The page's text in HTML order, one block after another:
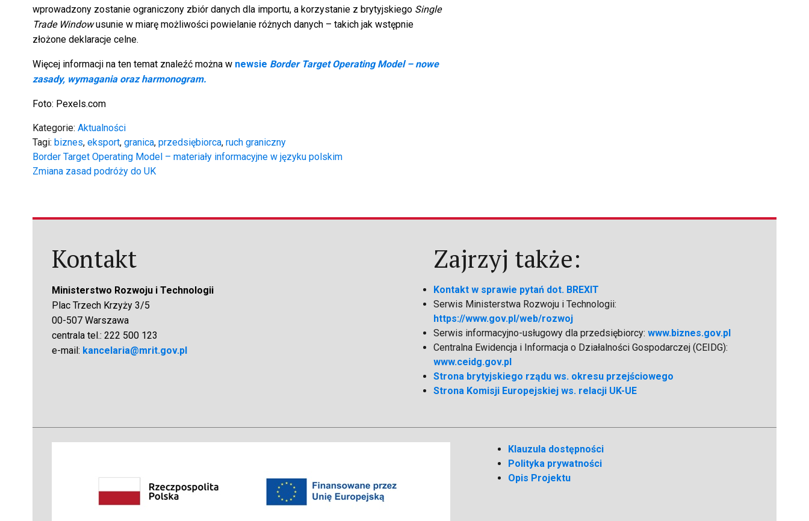
wprowadzony zostanie ograniczony zbiór danych dla importu, a korzystanie z brytyjskiego Single
Trade Windowusunie w miarę możliwości powielanie różnych danych – takich jak wstępnie
złożone deklaracje celne.
Więcej informacji na ten temat znaleźć można w newsie Border Target Operating Model – nowe
zasady, wymagania oraz harmonogram.
Foto: Pexels.com
Kategorie: Aktualności
Tagi: biznes, eksport, granica, przedsiębiorca, ruch graniczny
Nawigacja
Border Target Operating Model – materiały informacyjne w języku polskim
Zmiana zasad podróży do UK
Kontakt
Ministerstwo Rozwoju i Technologii
Plac Trzech Krzyży 3/5
00-507 Warszawa
centrala tel.: 222 500 123
e-mail: kancelaria@mrit.gov.pl
Zajrzyj także:
Kontakt w sprawie pytań dot. BREXIT
Serwis Ministerstwa Rozwoju i Technologii:
https://www.gov.pl/web/rozwoj
Serwis informacyjno-usługowy dla przedsiębiorcy: www.biznes.gov.pl
Centralna Ewidencja i Informacja o Działalności Gospodarczej (CEIDG):
www.ceidg.gov.pl
Strona brytyjskiego rządu ws. okresu przejściowego
Strona Komisji Europejskiej ws. relacji UK-UE
Klauzula dostępności
Polityka prywatności
Opis Projektu